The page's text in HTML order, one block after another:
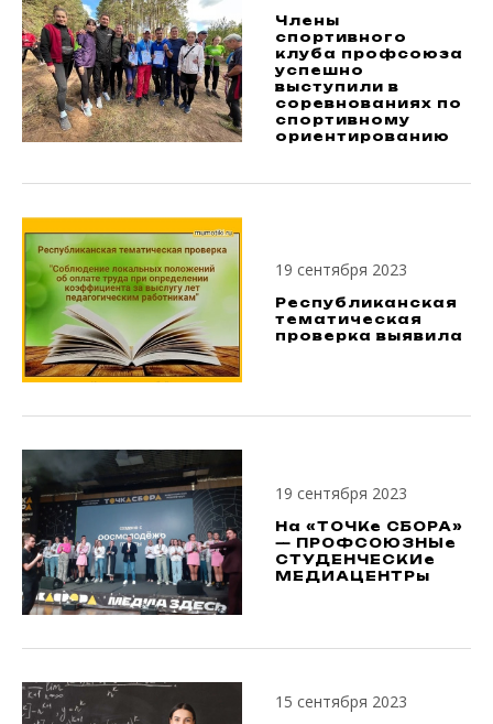
Члены
спортивного
клуба профсоюза
успешно
выступили в
соревнованиях по
спортивному
ориентированию
19 сентября 2023
Республиканская
тематическая
проверка выявила
19 сентября 2023
На «ТОЧКе СБОРА»
— ПРОФСОЮЗНЫе
СТУДЕНЧЕСКИе
МЕДИАЦЕНТРы
15 сентября 2023